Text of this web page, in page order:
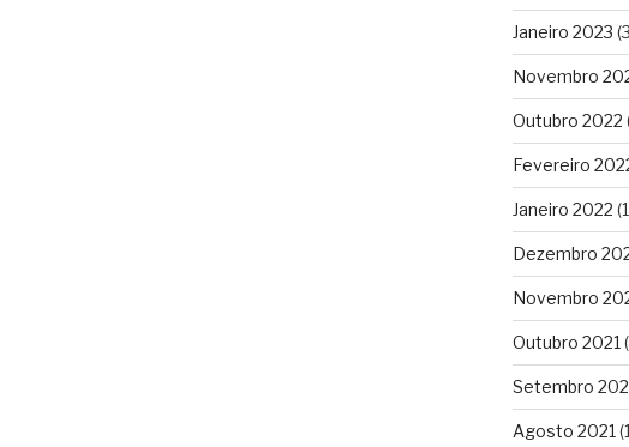
Janeiro 2023
Novembro
Outubro 2022
Fevereiro
Janeiro 2022
Dezembro
Novembro
Outubro 2021
Setembro
Agosto 2021